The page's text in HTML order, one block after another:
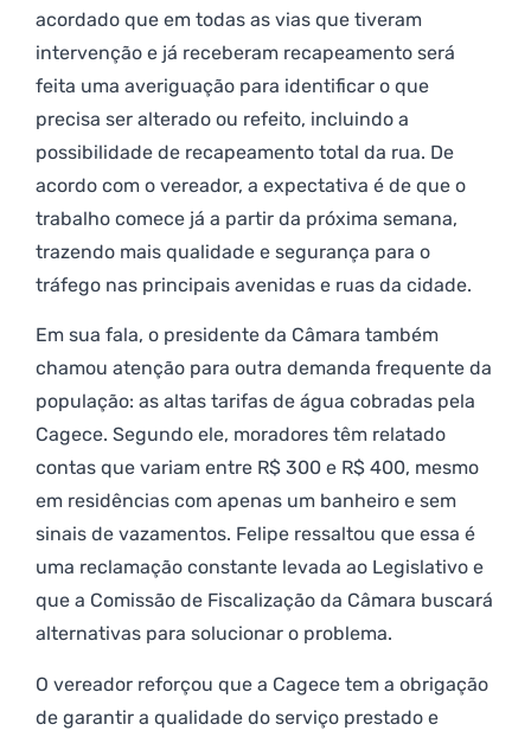
acordado que em todas as vias que tiveram
intervenção e já receberam recapeamento será
feita uma averiguação para identificar o que
precisa ser alterado ou refeito, incluindo a
possibilidade de recapeamento total da rua. De
acordo com o vereador, a expectativa é de que o
trabalho comece já a partir da próxima semana,
trazendo mais qualidade e segurança para o
tráfego nas principais avenidas e ruas da cidade.
Em sua fala, o presidente da Câmara também
chamou atenção para outra demanda frequente da
população: as altas tarifas de água cobradas pela
Cagece. Segundo ele, moradores têm relatado
contas que variam entre R$ 300 e R$ 400, mesmo
em residências com apenas um banheiro e sem
sinais de vazamentos. Felipe ressaltou que essa é
uma reclamação constante levada ao Legislativo e
que a Comissão de Fiscalização da Câmara buscará
alternativas para solucionar o problema.
O vereador reforçou que a Cagece tem a obrigação
de garantir a qualidade do serviço prestado e